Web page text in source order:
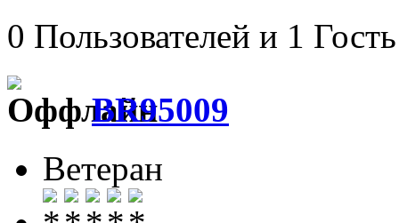
0 Пользователей и 1
BR95009
Ветеран